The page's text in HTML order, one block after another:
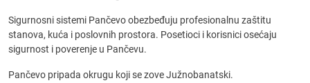
Sigurnosni sistemi Pančevo obezbeđuju profesionalnu zaštitu
stanova, kuća i poslovnih prostora. Posetioci i korisnici osećaju
sigurnost i poverenje u Pančevu.
Pančevo pripada okrugu koji se zove Južnobanatski.